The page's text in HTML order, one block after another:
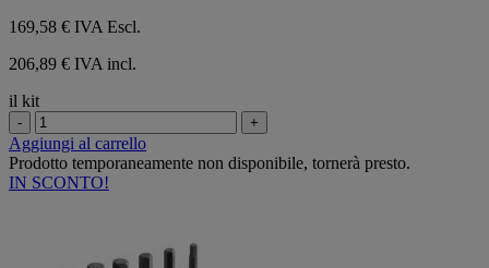
169,58 € IVA Escl.
206,89 € IVA incl.
il kit
- +
Aggiungi al carrello
Prodotto temporaneamente non disponibile, tornerà presto.
IN SCONTO!